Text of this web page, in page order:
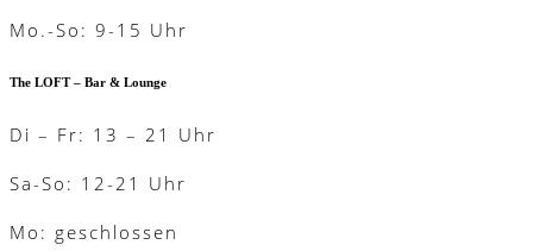
Mo.-So: 9-15 Uhr
The LOFT – Bar & Lounge
Di – Fr: 13 – 21 Uhr
Sa-So: 12-21 Uhr
Mo: geschlossen